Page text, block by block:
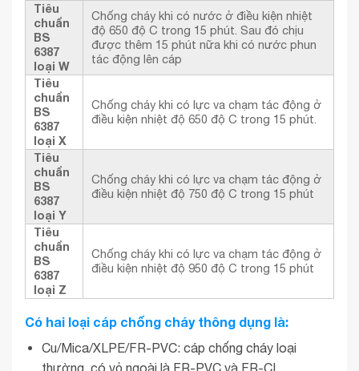
Tiêu
chuẩn
BS
6387
loại W
Chống cháy khi có nước ở điều kiện nhiệt
độ 650 độ C trong 15 phút. Sau đó chịu
được thêm 15 phút nữa khi có nước phun
tác động lên cáp
Tiêu
chuẩn
BS
6387
loại X
Chống cháy khi có lực va chạm tác động ở
điều kiện nhiệt độ 650 độ C trong 15 phút.
Tiêu
chuẩn
BS
6387
loại Y
Chống cháy khi có lực va chạm tác động ở
điều kiện nhiệt độ 750 độ C trong 15 phút
Tiêu
chuẩn
BS
6387
loại Z
Chống cháy khi có lực va chạm tác động ở
điều kiện nhiệt độ 950 độ C trong 15 phút
Có hai loại cáp chống cháy thông dụng là:
Cu/Mica/XLPE/FR-PVC: cáp chống cháy loại
thường, có vỏ ngoài là FR-PVC và FR-CL